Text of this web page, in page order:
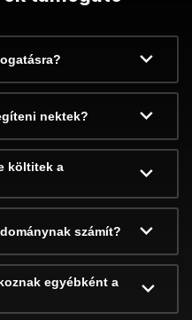
nektek?
költitek a
számít?
egyébként a